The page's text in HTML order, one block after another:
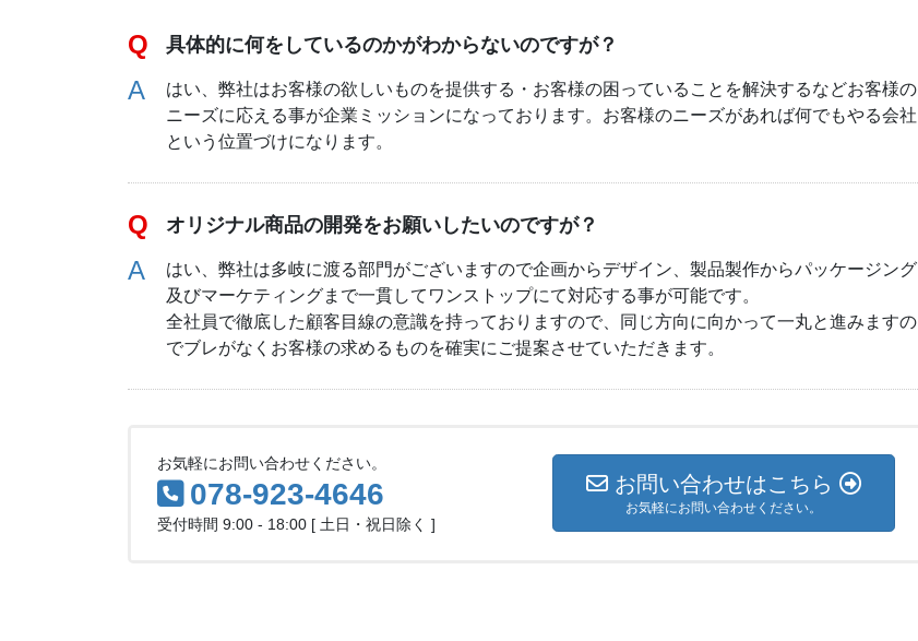
具体的に何をしているのかがわからないのですが？
はい、弊社はお客様の欲しいものを提供する・お客様の困っていることを解決するなどお客様の
ニーズに応える事が企業ミッションになっております。お客様のニーズがあれば何でもやる会社
という位置づけになります。
オリジナル商品の開発をお願いしたいのですが？
はい、弊社は多岐に渡る部門がございますので企画からデザイン、製品製作からパッケージング
及びマーケティングまで一貫してワンストップにて対応する事が可能です。
全社員で徹底した顧客目線の意識を持っておりますので、同じ方向に向かって一丸と進みますの
でブレがなくお客様の求めるものを確実にご提案させていただきます。
お気軽にお問い合わせください。
078-923-4646
受付時間 9:00 - 18:00 [ 土日・祝日除く ]
お問い合わせはこちら
お気軽にお問い合わせください。